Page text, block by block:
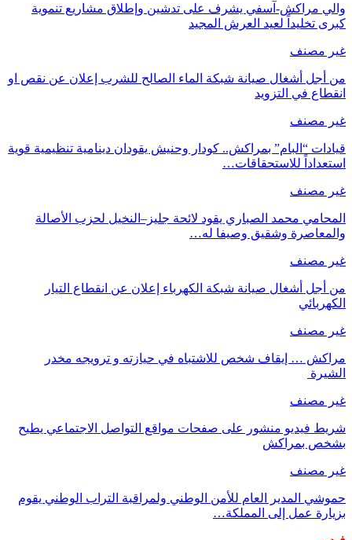
والي مراكش-آسفي يشرف على تدشين وإطلاق مشاريع تنموية
كبرى تخليداً لعيد العرش المجيد
غير مصنف
من أجل أشغال صيانة شبكة الماء الصالح للشرب إعلان عن نقص او
انقطاع في التزويد
غير مصنف
قيادات “البام” بمراكش.. كودار وحنيش يقودان دينامية تنظيمية قوية
استعداداً للاستحقاقات…
غير مصنف
المحامي محمد الصباري يقود لائحة جليز–النخيل لحزب الأصالة
والمعاصرة وشقيق وصيفا له…
غير مصنف
من أجل أشغال صيانة شبكة الكهرباء إعلان عن انقطاع التيار
الكهربائي
غير مصنف
مراكش … إيقاف شخص للاشتباه في حيازته و ترويجه مخدر
الشيرة
غير مصنف
شريط فيديو منشور على صفحات مواقع التواصل الاجتماعي يطيح
بشخص بمراكش
غير مصنف
حموشي المدير العام للأمن الوطني ولمراقبة التراب الوطني يقوم
بزيارة عمل إلى المملكة…